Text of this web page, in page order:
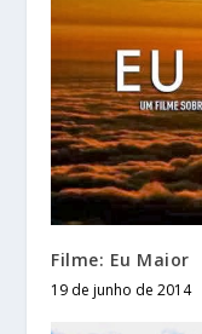
Filme: Eu Maior
19 de junho de 2014